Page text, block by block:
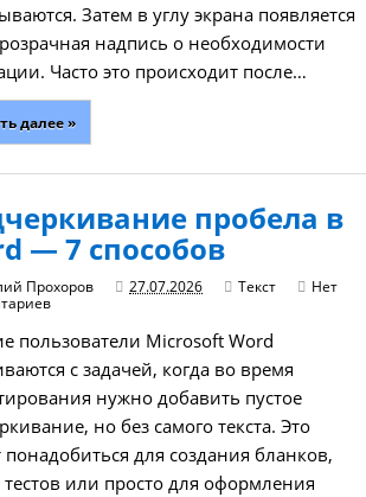
Затем в углу экрана появляется
надпись о необходимости
Часто это происходит после…
далее »
пробела в
— 7 способов
Прохоров 27.07.2026 Текст
Нет
пользователи Microsoft Word
с задачей, когда во время
нужно добавить пустое
но без самого текста. Это
для создания бланков,
тестов или просто для оформления